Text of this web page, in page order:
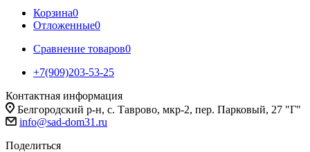
Корзина0
Отложенные0
Сравнение товаров0
+7(909)203-53-25
Контактная информация
Белгородский р-н, с. Таврово, мкр-2, пер. Парковый, 27 "Г"
info@sad-dom31.ru
Поделиться